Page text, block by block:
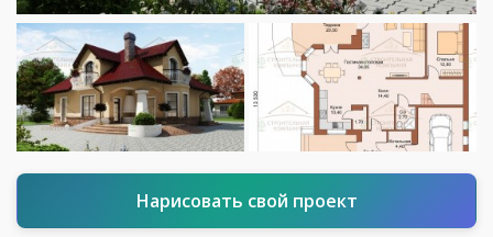
Нарисовать свой проект